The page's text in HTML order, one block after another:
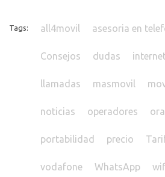
Tags: all4movil asesoria en
Consejos dudas
llamadas masmovil
noticias operadores
portabilidad precio
vodafone WhatsApp